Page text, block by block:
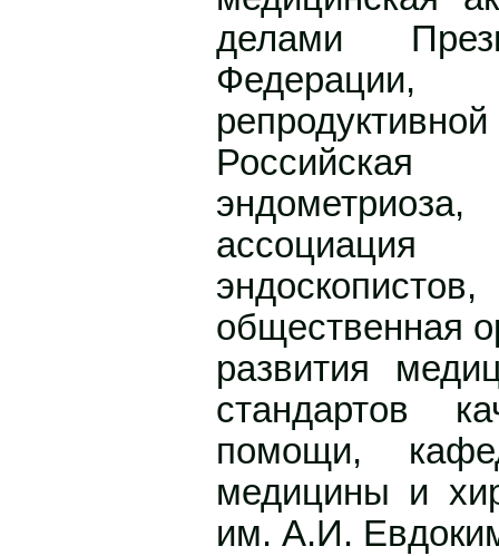
делами
общественная
развития
стандартов
помощи,
медицины и
им. А.И.